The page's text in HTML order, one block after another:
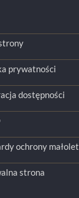
prywatności
dostępności
ochrony
strona